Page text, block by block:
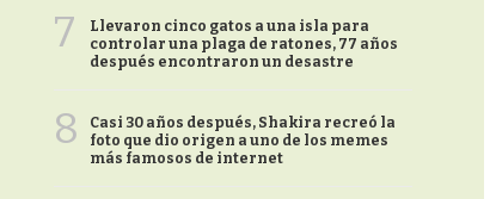
7
Llevaron cinco gatos a una isla para
controlar una plaga de ratones, 77 años
después encontraron un desastre
8
Casi 30 años después, Shakira recreó la
foto que dio origen a uno de los memes
más famosos de internet